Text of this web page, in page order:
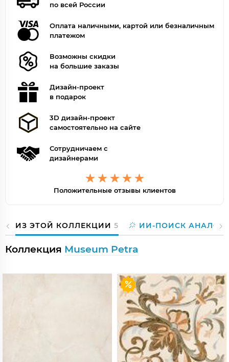
по всей России
Оплата наличными, картой или безналичным
платежом
Возможны скидки
на большие заказы
Дизайн-проект
в подарок
3D дизайн-проект
самостоятельно на сайте
Сотрудничаем с
дизайнерами
Положительные отзывы клиентов
ИЗ ЭТОЙ КОЛЛЕКЦИИ 5 ИИ-ПОИСК
Коллекция Museum Petra